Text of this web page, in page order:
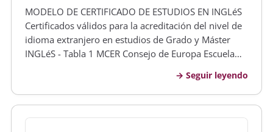
MODELO DE CERTIFICADO DE ESTUDIOS EN INGLéS
Certificados válidos para la acreditación del nivel de
idioma extranjero en estudios de Grado y Máster
INGLéS - Tabla 1 MCER Consejo de Europa Escuela
Cambridge English Language Assessment ESOL
Examinations Educational Testing Se…
Seguir leyendo